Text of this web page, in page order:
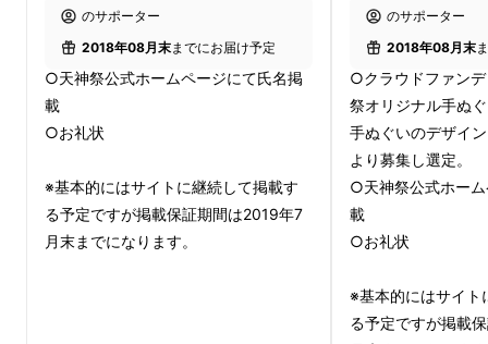
火」が消えようとしているのです。
伝統として続いてきたこの祭を終わらせるわけ
にはいきません。むしろ、私たちはさらに大き
く発展させていかなければいけないのです。
是非お力をお貸しいただけますと幸いです。
のサポーター
2018年08月末までにお届け予定
○天神祭公式ホームページにて氏名掲
載
○お礼状
※基本的にはサイトに継続して掲載す
る予定ですが掲載保証期間は2019年7
月末までになります。
のサポーター
2018年08月末
○クラウドファン
祭オリジナル手ぬ
手ぬぐいのデザイ
より募集し選定。
○天神祭公式ホー
載
○お礼状
※基本的にはサイト
る予定ですが掲載